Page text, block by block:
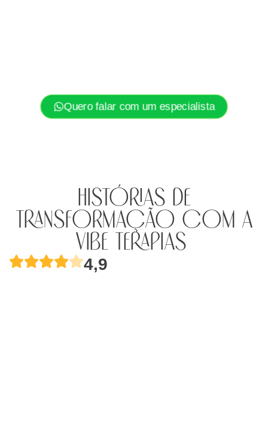
Quero falar com um especialista
Histórias de
Transformação com a
Vibe Terapias ​
4,9